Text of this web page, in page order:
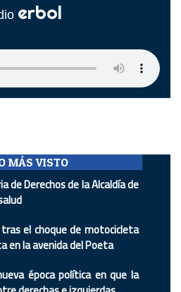
erbol
MÁS VISTO
de Derechos de la Alcaldía de
el choque de motocicleta
en la avenida del Poeta
época política en que la